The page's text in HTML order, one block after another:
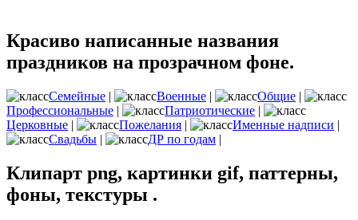
Красиво написанные названия
праздников на прозрачном фоне.
Семейные | Военные | Общие |
Профессиональные | Патриотические |
Церковные | Пожелания | Именные надписи |
Свадьбы | ДР по годам |
Клипарт png, картинки gif, паттерны,
фоны, текстуры .